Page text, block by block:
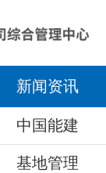
新闻资讯
中国能建
基地管理